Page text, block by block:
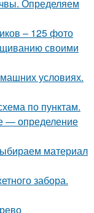
Определяем
– 125 фото
своими
условиях.
по пунктам.
— определение
материал
забора.